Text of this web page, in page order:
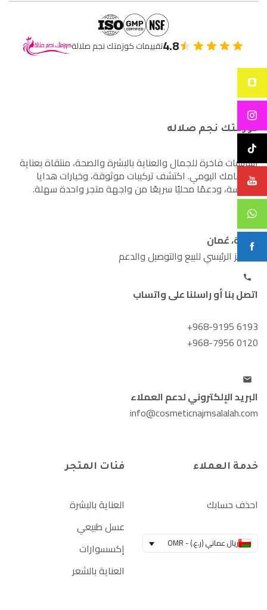
4.8تقييمات كوزمتك نجم صلالة
كوزمتك نجم صلاله
أساسيات فاخرة للجمال والعناية بالبشرة والصحة، منتقاة بعناية
لاهتمامك اليومي. اكتشف تركيبات موثوقة، وخيارات هدايا
مدروسة، ودعمًا محليًا سريعًا من واجهة متجر واحدة سهلة.
صلالة، عُمان
المركز الرئيسي للبيع والتوصيل والدعم
اتصل بنا أو راسلنا على واتساب
+968-9195 6193
+968-7956 0120
البريد الإلكتروني لدعم العملاء
info@cosmeticnajmsalalah.com
خدمة العملاء
احذف حسابك
ريال عماني (ر.ع.) - OMR
فئات المتجر
العناية بالبشرة
عسل طبيعي
إكسسوارات
العناية بالشعر